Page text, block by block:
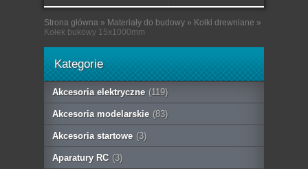
Strona główna » Materiały do budowy » Kołki drewniane »
Kołek bukowy 15x1000mm
Kategorie
Akcesoria elektryczne (119)
Akcesoria modelarskie (83)
Akcesoria startowe (3)
Aparatury RC (3)